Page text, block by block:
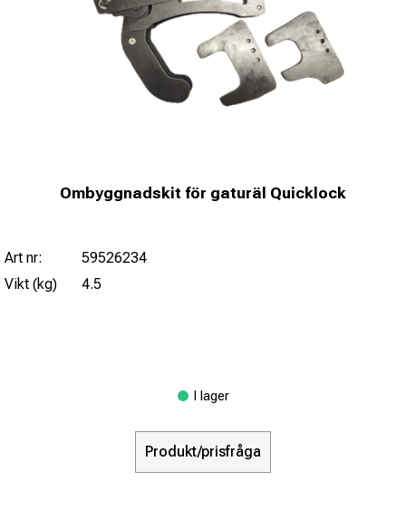
Ombyggnadskit för gaturäl Quicklock
Art nr:
59526234
Vikt (kg)
4.5
I lager
Produkt/prisfråga